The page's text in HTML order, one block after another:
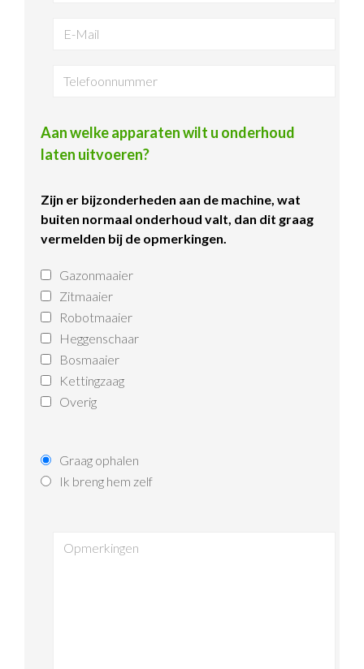
Aan welke apparaten wilt u onderhoud
laten uitvoeren?
Zijn er bijzonderheden aan de machine, wat
buiten normaal onderhoud valt, dan dit graag
vermelden bij de opmerkingen.
Gazonmaaier
Zitmaaier
Robotmaaier
Heggenschaar
Bosmaaier
Kettingzaag
Overig
Graag ophalen
Ik breng hem zelf